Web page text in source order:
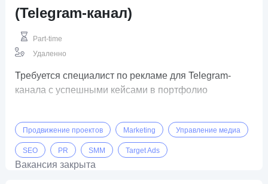
(Telegram-канал)
Part-time
Удаленно
Требуется специалист по рекламе для Telegram-
канала с успешными кейсами в портфолио
Продвижение проектов Marketing Управление медиа
SEO PR SMM Target Ads
Вакансия закрыта